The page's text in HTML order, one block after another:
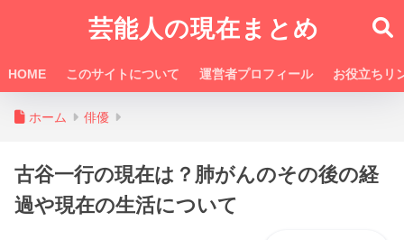
芸能人の現在まとめ
HOME このサイトについて 運営者プロフィール お役立ちリ
ホーム 俳優
古谷一行の現在は？肺がんのその後の経
過や現在の生活について